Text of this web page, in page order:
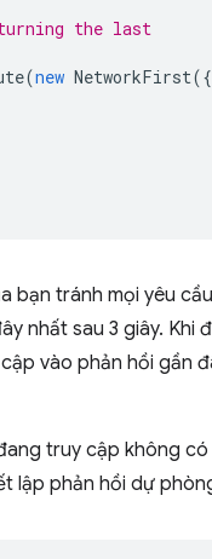
the last
(new NetworkFirst({
bạn tránh mọi yêu
nhất sau 3 giây. Khi
vào phản hồi gần
truy cập không
lập phản hồi dự